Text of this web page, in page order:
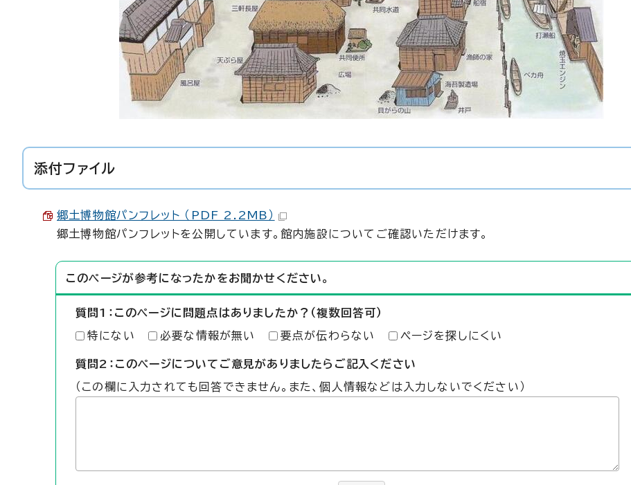
添付ファイル
郷土博物館パンフレット （PDF 2.2MB）
郷土博物館パンフレットを公開しています。館内施設についてご確認いただけます。
このページが参考になったかをお聞かせください。
質問1：このページに問題点はありましたか？（複数回答可）
特にない 必要な情報が無い 要点が伝わらない ページを探しにくい
質問2：このページについてご意見がありましたらご記入ください
（この欄に入力されても回答できません。また、個人情報などは入力しないでください）